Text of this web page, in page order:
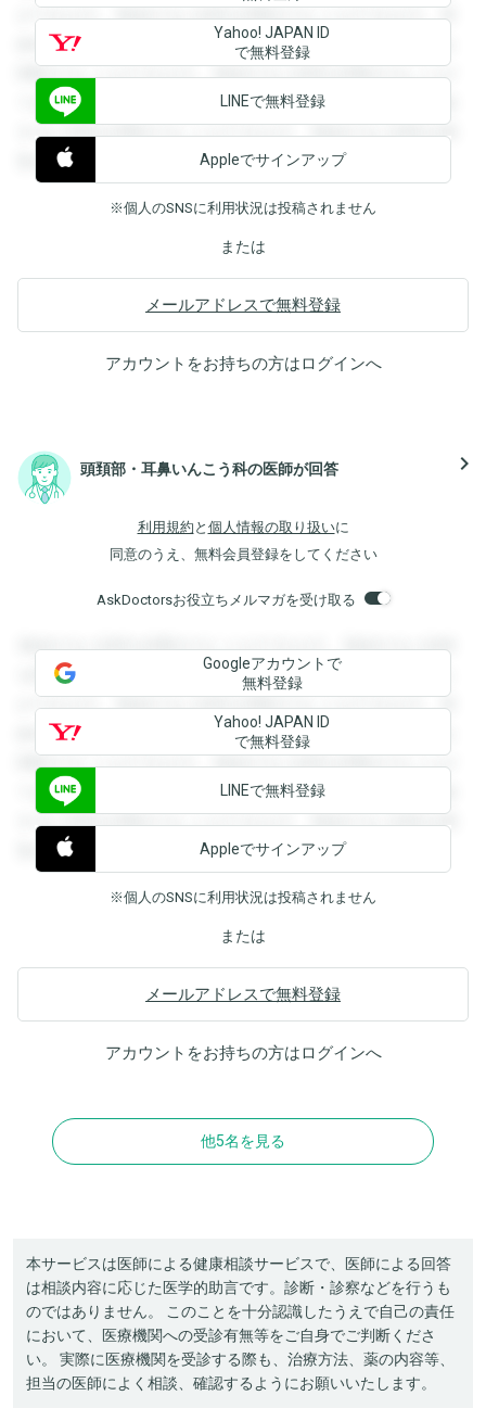
ができます。登録すると回答を閲覧することができます。登
録すると回答を閲覧することができます。登録すると回答を
閲覧することができます。登録すると回答を閲覧することが
できます。登録すると回答を閲覧することができます。登録
すると回答を閲覧することができます。登録すると回答を閲
覧することができます。
Yahoo! JAPAN ID
で無料登録
LINEで無料登録
Appleでサインアップ
※個人のSNSに利用状況は投稿されません
または
メールアドレスで無料登録
アカウントをお持ちの方はログインへ
頭頚部・耳鼻いんこう科の医師が回答 navigate_next
利用規約 と 個人情報の取り扱いに
同意のうえ、無料会員登録をしてください
AskDoctorsお役立ちメルマガを受け取る
登録すると回答を閲覧することができます。登録すると回答
を閲覧することができます。登録すると回答を閲覧すること
ができます。登録すると回答を閲覧することができます。登
録すると回答を閲覧することができます。登録すると回答を
閲覧することができます。登録すると回答を閲覧することが
できます。登録すると回答を閲覧することができます。登録
すると回答を閲覧することができます。登録すると回答を閲
覧することができます。
Googleアカウントで
無料登録
Yahoo! JAPAN ID
で無料登録
LINEで無料登録
Appleでサインアップ
※個人のSNSに利用状況は投稿されません
または
メールアドレスで無料登録
アカウントをお持ちの方はログインへ
他5名を見る
本サービスは医師による健康相談サービスで、医師による回答
は相談内容に応じた医学的助言です。診断・診察などを行うも
のではありません。 このことを十分認識したうえで自己の責任
において、医療機関への受診有無等をご自身でご判断くださ
い。 実際に医療機関を受診する際も、治療方法、薬の内容等、
担当の医師によく相談、確認するようにお願いいたします。